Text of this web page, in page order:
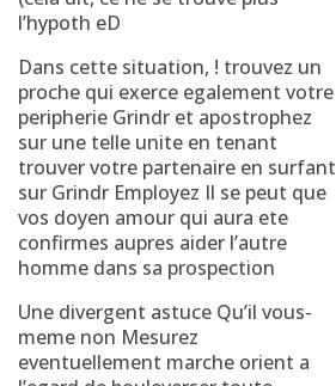
l’hypoth eD
Dans cette situation, ! trouvez un
proche qui exerce egalement votre
peripherie Grindr et apostrophez
sur une telle unite en tenant
trouver votre partenaire en surfant
sur Grindr Employez Il se peut que
vos doyen amour qui aura ete
confirmes aupres aider l’autre
homme dans sa prospection
Une divergent astuce Qu’il vous-
meme non Mesurez
eventuellement marche orient a